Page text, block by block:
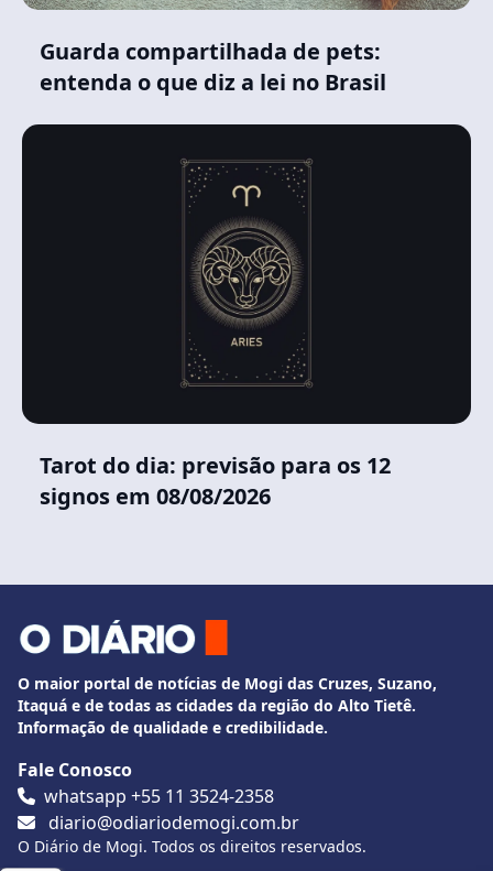
Guarda compartilhada de pets:
entenda o que diz a lei no Brasil
Tarot do dia: previsão para os 12
signos em 08/08/2026
O maior portal de notícias de Mogi das Cruzes, Suzano,
Itaquá e de todas as cidades da região do Alto Tietê.
Informação de qualidade e credibilidade.
Fale Conosco
whatsapp +55 11 3524-2358
diario@odiariodemogi.com.br
O Diário de Mogi. Todos os direitos reservados.